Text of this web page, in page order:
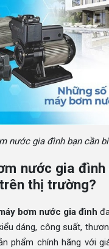
nước gia đình bạn cần
nước gia
thị trường?
bơm nước gia đình
dáng, công suất,
phẩm chính hãng với